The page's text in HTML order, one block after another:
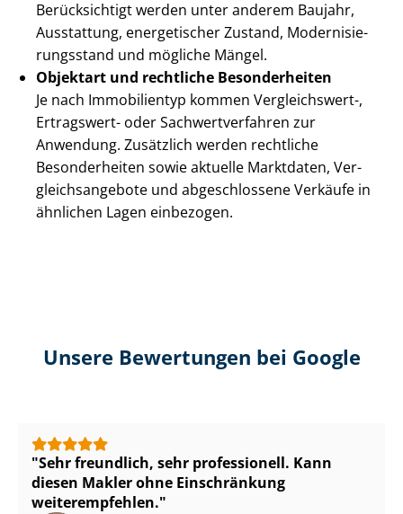
Berücksichtigt werden unter anderem Baujahr,
Ausstattung, energetischer Zustand, Mo­der­ni­sie­
rungs­stand und mögliche Mängel.
Objektart und rechtliche Besonderheiten
Je nach Immobilientyp kommen Vergleichswert-,
Ertragswert- oder Sach­wert­ver­fah­ren zur
Anwendung. Zusätzlich werden rechtliche
Besonderheiten sowie aktuelle Marktdaten, Ver­
gleichs­an­ge­bo­te und abgeschlossene Verkäufe in
ähnlichen Lagen einbezogen.
Unsere Bewertungen bei Google
Sehr freundlich, sehr professionell. Kann
diesen Makler ohne Einschränkung
weiterempfehlen.